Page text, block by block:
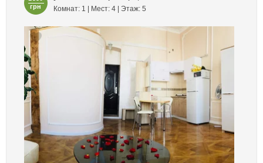
грн
Комнат: 1 | Мест: 4 | Этаж: 5